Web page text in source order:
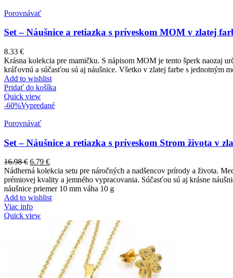
Porovnávať
Set – Náušnice a retiazka s príveskom MOM v zlatej
8.33 €
Krásna kolekcia pre mamičku. S nápisom MOM je tento šperk naozaj
kráľovnú a súčasťou sú aj náušnice. Všetko v zlatej farbe s jednotným
Add to wishlist
Pridať do košíka
Quick view
-60%Vypredané
Porovnávať
Set – Náušnice a retiazka s príveskom Strom života v
16.98€ 6.79 €
Nádherná kolekcia setu pre náročných a nadšencov prírody a života.
prémiovej kvality a jemného vypracovania. Súčasťou sú aj krásne
náušnice priemer 10 mm váha 10 g
Add to wishlist
Viac info
Quick view